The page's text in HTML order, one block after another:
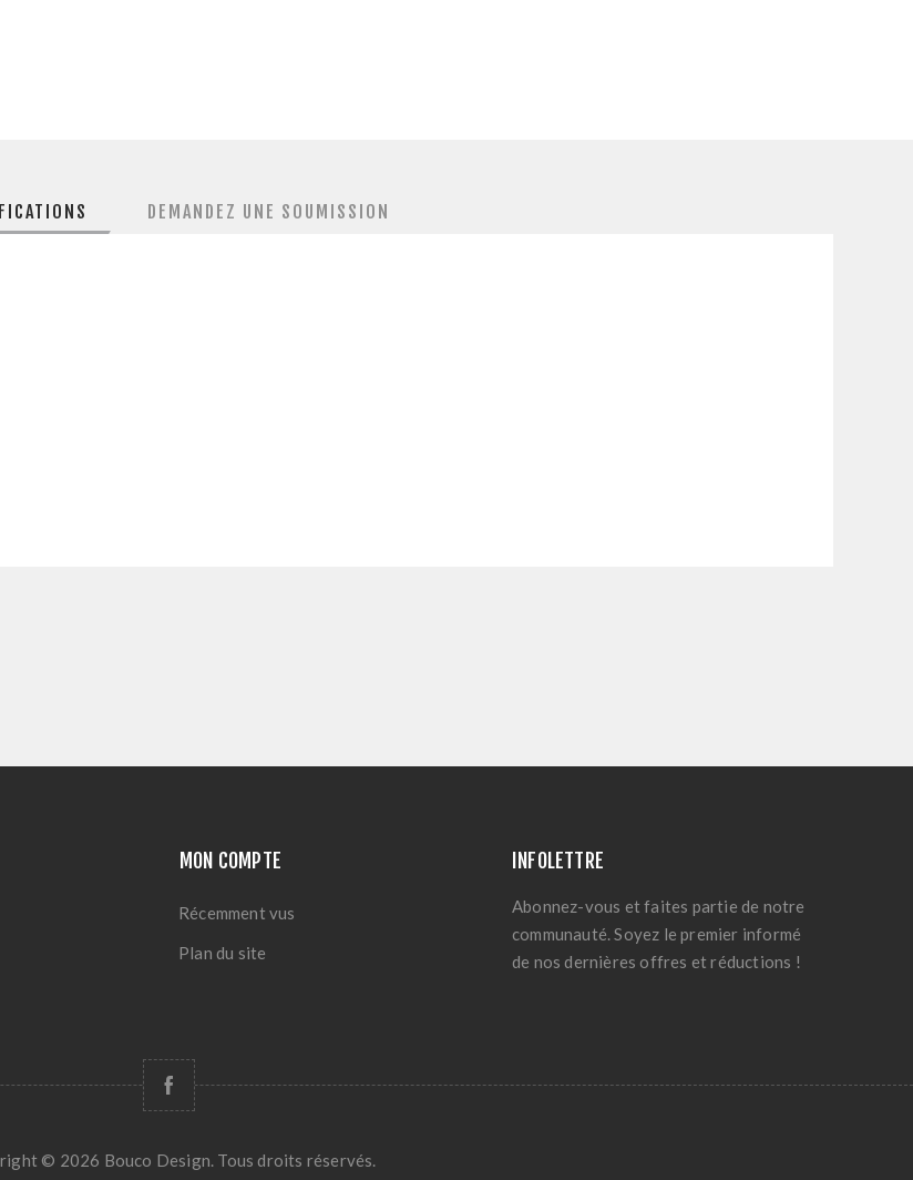
DEMANDEZ UNE SOUMISSION
MON COMPTE
Récemment vus
Plan du site
INFOLETTRE
Abonnez-vous et faites partie de notre
communauté. Soyez le premier informé
de nos dernières offres et réductions !
© 2026 Bouco Design. Tous droits réservés.